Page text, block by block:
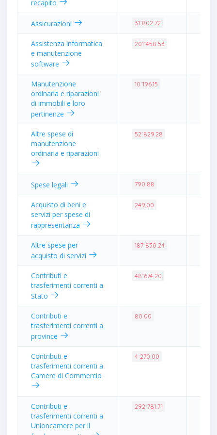
recapito
Assicurazioni 31˙802.72
Assistenza informatica
e manutenzione
software
201˙458.53
Manutenzione
ordinaria e riparazioni
di immobili e loro
pertinenze
10˙196.15
Altre spese di
manutenzione
ordinaria e riparazioni
52˙829.28
Spese legali 790.88
Acquisto di beni e
servizi per spese di
rappresentanza
249.00
Altre spese per
acquisto di servizi
187˙830.24
Contributi e
trasferimenti correnti a
Stato
48˙674.20
Contributi e
trasferimenti correnti a
province
80.00
Contributi e
trasferimenti correnti a
Camere di Commercio
4˙270.00
Contributi e
trasferimenti correnti a
Unioncamere per il
292˙781.71